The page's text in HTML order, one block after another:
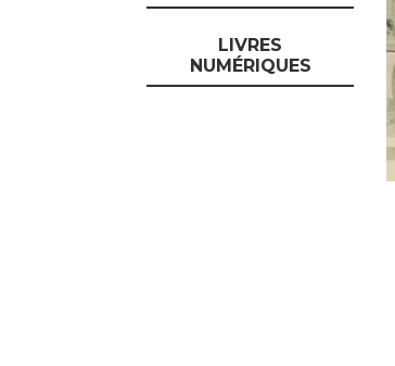
LIVRES
NUMÉRIQUES